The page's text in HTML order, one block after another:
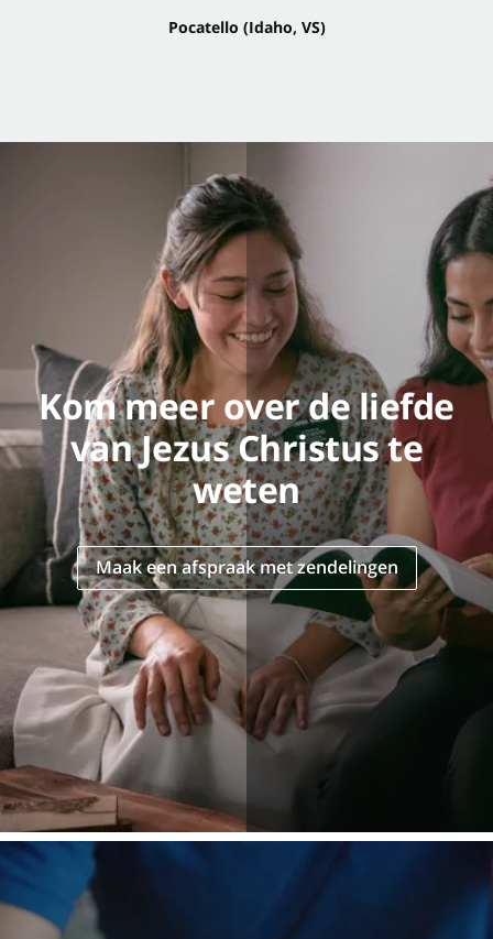
Pocatello (Idaho, VS)
Kom meer over de liefde
van Jezus Christus te
weten
Maak een afspraak met zendelingen